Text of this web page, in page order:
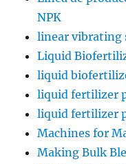
NPK
linear vibrating
Liquid
liquid
liquid fertilizer
liquid fertilizer
Machines for
Making Bulk